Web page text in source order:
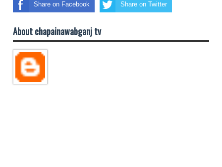
Share on Facebook Share on Twitter
About chapainawabganj tv